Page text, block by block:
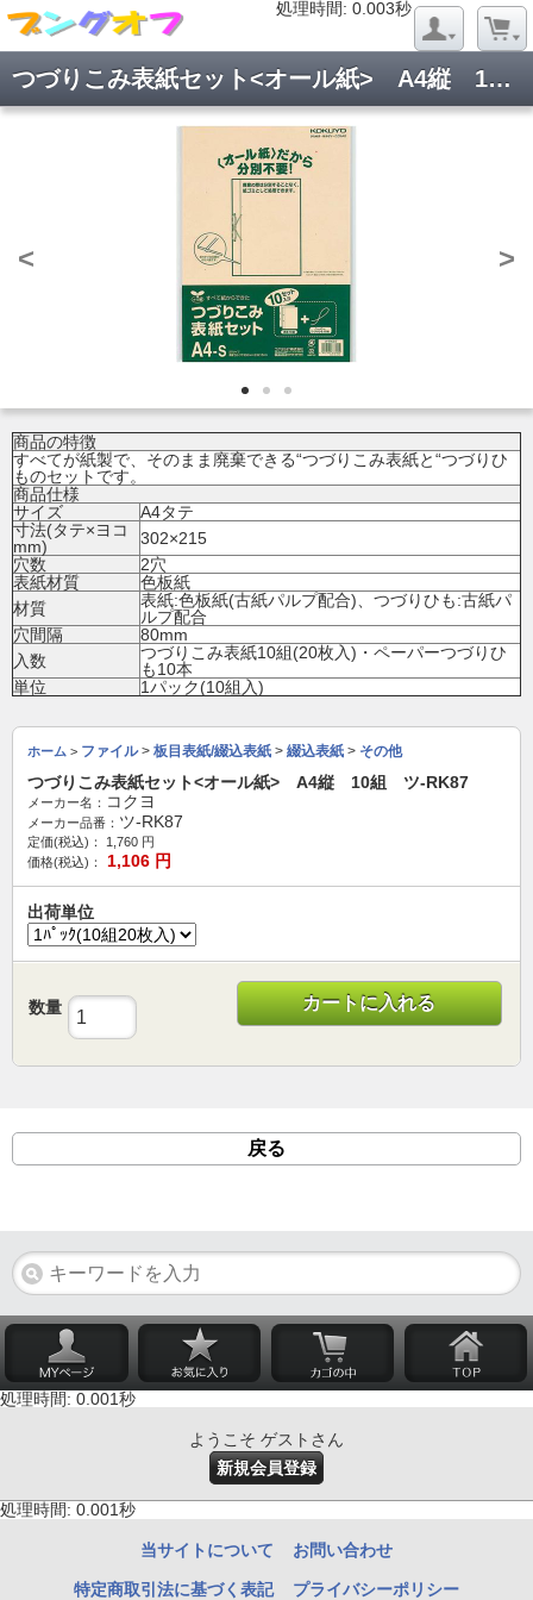
処理時間: 0.003秒
つづりこみ表紙セット<オール紙> A4縦 10組 ツ-RK87
< >
商品の特徴
すべてが紙製で、そのまま廃棄できる“つづりこみ表紙と“つづりひ
ものセットです。
商品仕様
サイズ
A4タテ
寸法(タテ×ヨコ
mm)
302×215
穴数
2穴
表紙材質
色板紙
材質
表紙:色板紙(古紙パルプ配合)、つづりひも:古紙パ
ルプ配合
穴間隔
80mm
入数
つづりこみ表紙10組(20枚入)・ペーパーつづりひ
も10本
単位
1パック(10組入)
ホーム > ファイル> 板目表紙/綴込表紙 > 綴込表紙 > その他
つづりこみ表紙セット<オール紙> A4縦 10組 ツ-RK87
メーカー名： コクヨ
メーカー品番： ツ-RK87
定価(税込)： 1,760 円
価格(税込)：
1,106 円
出荷単位
数量 カートに入れる
戻る
処理時間: 0.001秒
ようこそ ゲストさん
新規会員登録
処理時間: 0.001秒
当サイトについて お問い合わせ
特定商取引法に基づく表記 プライバシーポリシー
処理時間: 0.020秒